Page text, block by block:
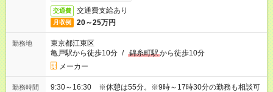
交通費 交通費支給あり
月収例 20～25万円
勤務地
東京都江東区
亀戸駅から徒歩10分 / 錦糸町駅から徒歩10分
メーカー
勤務時間
9:30～16:30 ※休憩は55分。※9時～17時30分の勤務も相談可